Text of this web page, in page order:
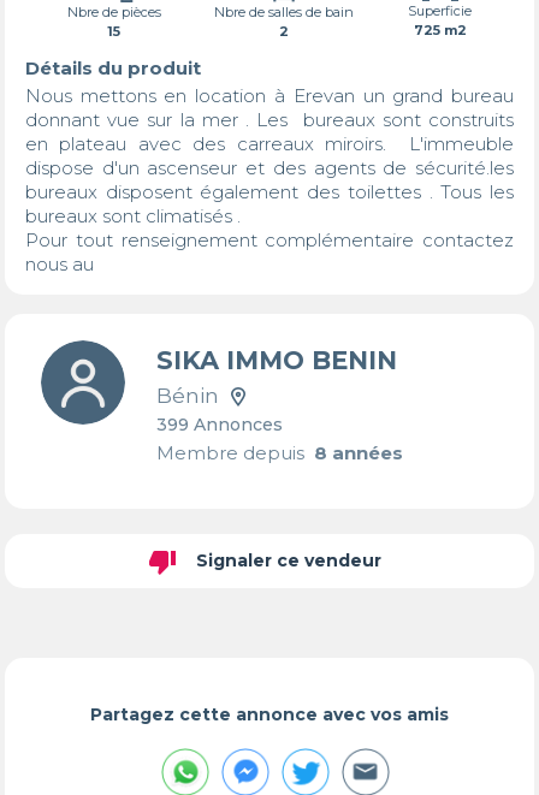
Nbre de pièces
15
Nbre de salles de bain
2
Superficie
725 m2
Détails du produit
Nous mettons en location à Erevan un grand bureau
donnant vue sur la mer . Les  bureaux sont construits
en plateau avec des carreaux miroirs.  L'immeuble
dispose d'un ascenseur et des agents de sécurité.les
bureaux disposent également des toilettes . Tous les
bureaux sont climatisés .
Pour tout renseignement complémentaire contactez
nous au
SIKA IMMO BENIN
Bénin
399 Annonces
Membre depuis8 années
thumb_down Signaler ce vendeur
Partagez cette annonce avec vos amis